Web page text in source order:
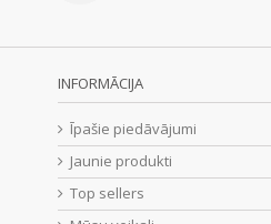
INFORMĀCIJA
Īpašie piedāvājumi
Jaunie produkti
Top sellers